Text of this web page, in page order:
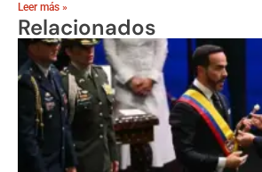
Leer más »
Relacionados